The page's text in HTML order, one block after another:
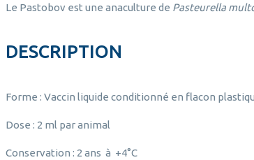
Le Pastobov est une anaculture de Pasteurella
DESCRIPTION
Forme : Vaccin liquide conditionné en flacon
Dose : 2 ml par animal
Conservation : 2 ans à +4°C